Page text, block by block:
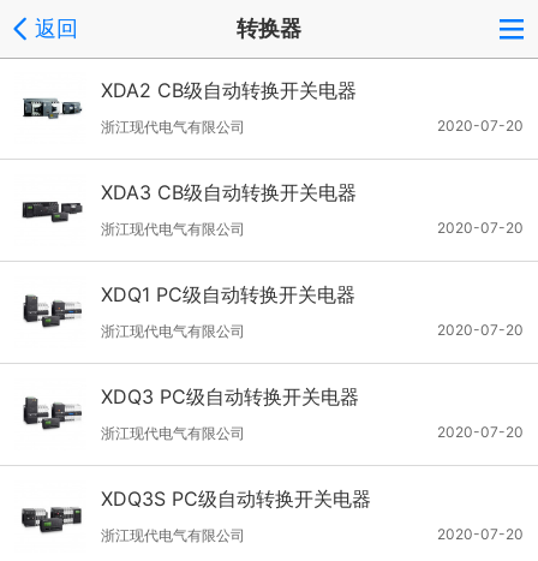
返回 转换器
XDA2 CB级自动转换开关电器
2020-07-20
浙江现代电气有限公司
XDA3 CB级自动转换开关电器
2020-07-20
浙江现代电气有限公司
XDQ1 PC级自动转换开关电器
2020-07-20
浙江现代电气有限公司
XDQ3 PC级自动转换开关电器
2020-07-20
浙江现代电气有限公司
XDQ3S PC级自动转换开关电器
2020-07-20
浙江现代电气有限公司